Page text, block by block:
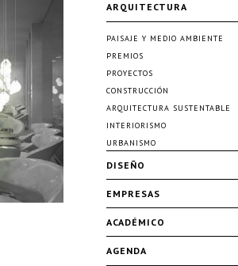
ARQUITECTURA
PAISAJE Y MEDIO AMBIENTE
PREMIOS
PROYECTOS
CONSTRUCCIÓN
ARQUITECTURA SUSTENTABLE
INTERIORISMO
URBANISMO
DISEÑO
EMPRESAS
ACADÉMICO
AGENDA